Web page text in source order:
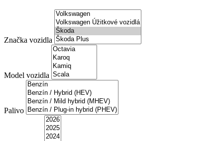
Značka vozidla
Model vozidla
Palivo